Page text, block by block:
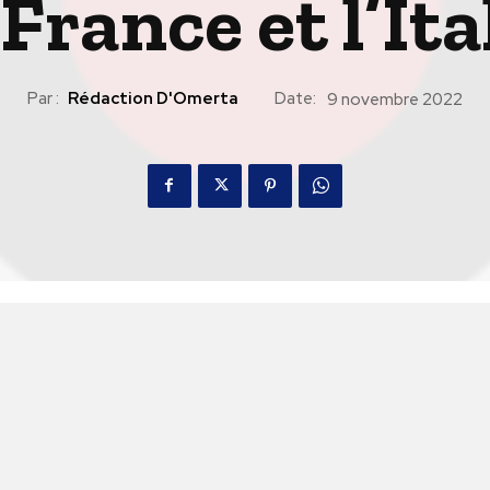
et
Par : Rédaction D'Omerta Date: 9 novembre 2022